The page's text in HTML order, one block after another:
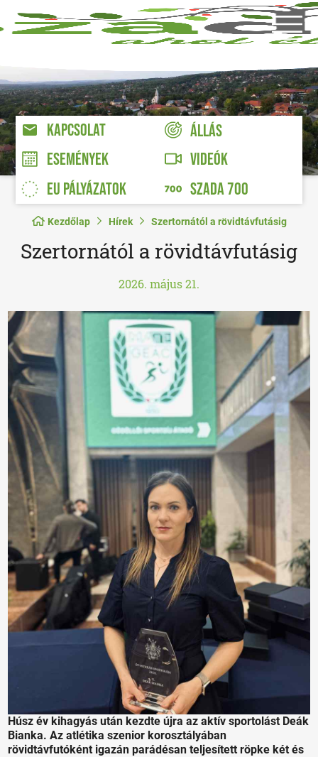
KAPCSOLAT
ÁLLÁS
ESEMÉNYEK
VIDEÓK
EU PÁLYÁZATOK
SZADA 700
Kezdőlap Hírek Szertornától a rövidtávfutásig
Szertornától a rövidtávfutásig
2026. május 21.
Húsz év kihagyás után kezdte újra az aktív sportolást Deák
Bianka. Az atlétika szenior korosztályában
rövidtávfutóként igazán parádésan teljesített röpke két és